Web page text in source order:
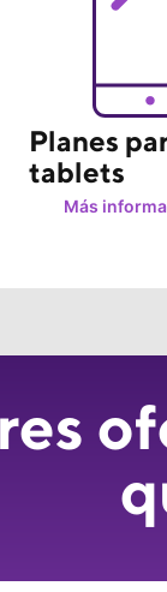
Planes
tablets
Más